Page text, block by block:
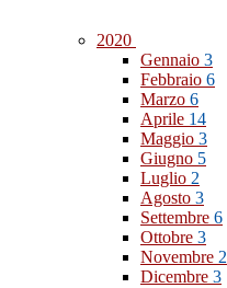
2020
Gennaio 3
Febbraio 6
Marzo 6
Aprile 14
Maggio 3
Giugno 5
Luglio 2
Agosto 3
Settembre 6
Ottobre 3
Novembre 2
Dicembre 3